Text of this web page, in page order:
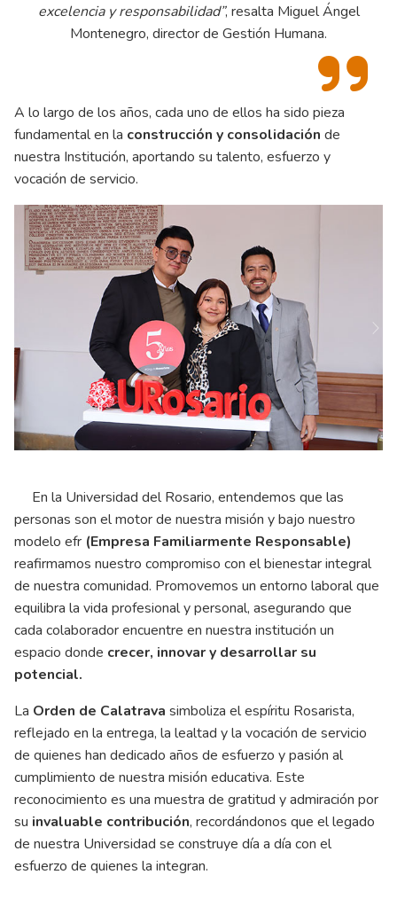
excelencia y responsabilidad”, resalta Miguel Ángel
Montenegro, director de Gestión Humana.
A lo largo de los años, cada uno de ellos ha sido pieza
fundamental en la construcción y consolidación de
nuestra Institución, aportando su talento, esfuerzo y
vocación de servicio.
Previous
En la Universidad del Rosario, entendemos que las
personas son el motor de nuestra misión y bajo nuestro
modelo efr (Empresa Familiarmente Responsable)
reafirmamos nuestro compromiso con el bienestar integral
de nuestra comunidad. Promovemos un entorno laboral que
equilibra la vida profesional y personal, asegurando que
cada colaborador encuentre en nuestra institución un
espacio donde crecer, innovar y desarrollar su
potencial.
La Orden de Calatrava simboliza el espíritu Rosarista,
reflejado en la entrega, la lealtad y la vocación de servicio
de quienes han dedicado años de esfuerzo y pasión al
cumplimiento de nuestra misión educativa. Este
reconocimiento es una muestra de gratitud y admiración por
su invaluable contribución, recordándonos que el legado
de nuestra Universidad se construye día a día con el
esfuerzo de quienes la integran.